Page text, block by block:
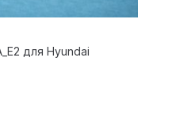
для Hyundai